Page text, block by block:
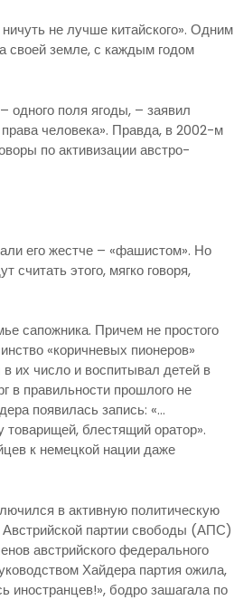
не лучше китайского». Одним
своей земле, с каждым годом
поля ягоды, – заявил
человека». Правда, в 2002-м
по активизации австро-
его жестче – «фашистом». Но
считать этого, мягко говоря,
сапожника. Причем не простого
«коричневых пионеров»
их число и воспитывал детей в
в правильности прошлого не
появилась запись: «…
блестящий оратор».
к немецкой нации даже
в активную политическую
Австрийской партии свободы (АПС)
австрийского федерального
Хайдера партия ожила,
иностранцев!», бодро зашагала по